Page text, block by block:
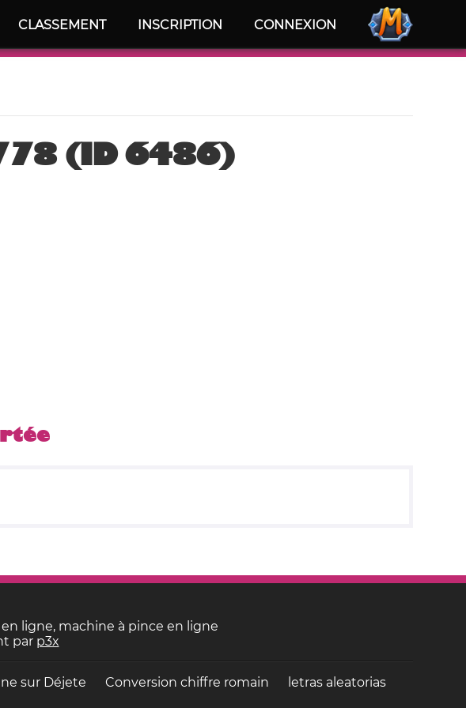
CLASSEMENT INSCRIPTION CONNEXION
(ID 6486)
ligne, machine à pince en ligne
par p3x
sur Déjete Conversion chiffre romain letras aleatorias